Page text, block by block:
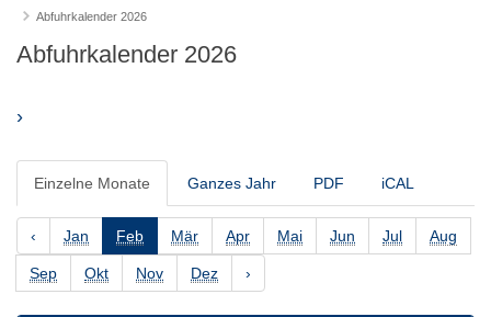
Abfuhrkalender 2026
Abfuhrkalender 2026
›
Einzelne Monate Ganzes Jahr PDF iCAL
‹ Jan Feb Mär Apr Mai Jun Jul Aug
Sep Okt Nov Dez ›